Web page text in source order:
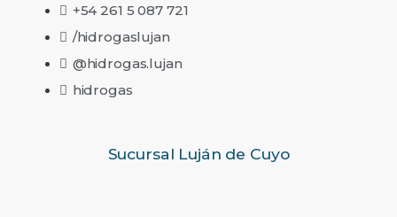
+54 261 5 087 721
/hidrogaslujan
@hidrogas.lujan
hidrogas
Sucursal Luján de Cuyo